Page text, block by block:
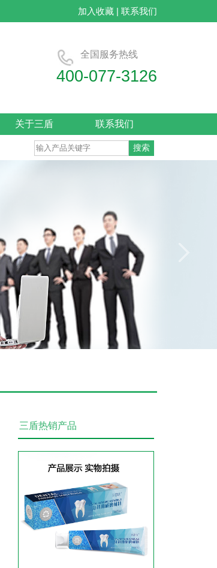
加入收藏 | 联系我们
全国服务热线
400-077-3126
关于三盾 联系我们
三盾热销产品
无氟牙膏OEM/牙膏代加工
洁牙慕斯贴牌定制
蜂胶漱口水贴牌代加工